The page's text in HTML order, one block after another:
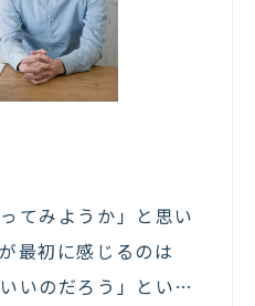
てみようか」と思い
最初に感じるのは
いのだろう」という